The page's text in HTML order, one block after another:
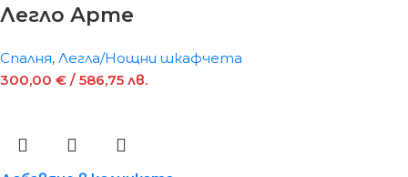
Легло Арте
Спалня, Легла/Нощни шкафчета
300,00 € / 586,75 лв.